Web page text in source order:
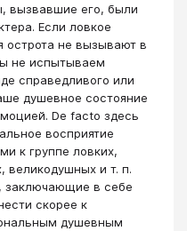
вызвавшие его, были
Если ловкое
острота не вызывают в
не испытываем
справедливого или
душевное состояние
De facto здесь
восприятие
к группе ловких,
великодушных и т. п.
заключающие в себе
скорее к
душевным